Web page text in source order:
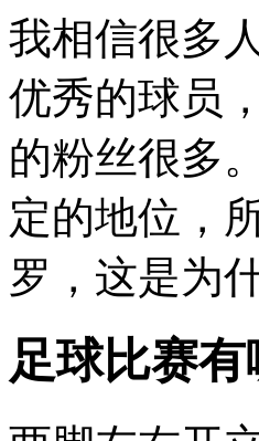
我相信很多
优秀的球员
的粉丝很多
定的地位，
罗，这是为
足球比赛